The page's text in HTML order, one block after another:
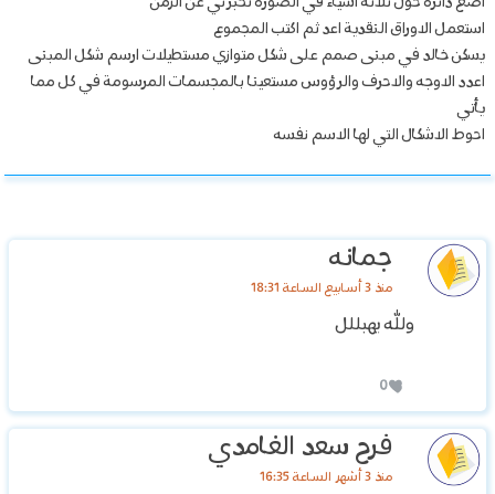
استعمل الاوراق النقدية اعد ثم اكتب المجموع
يسكن خالد في مبنى صمم على شكل متوازي مستطيلات ارسم شكل المبنى
اعدد الاوجه والاحرف والرؤوس مستعينا بالمجسمات المرسومة في كل مما
يأتي
احوط الاشكال التي لها الاسم نفسه
جمانه
منذ 3 أسابيع الساعة 18:31
ولله يهبللل
0
‏فرح سعد الغامدي
منذ 3 أشهر الساعة 16:35